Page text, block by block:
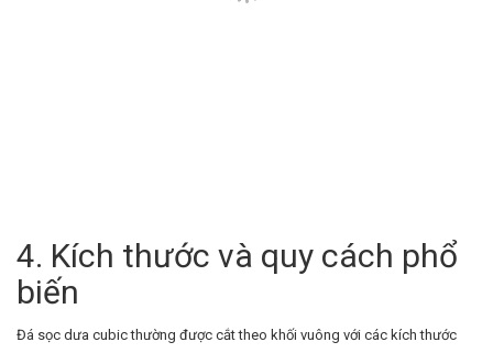
4. Kích thước và quy cách phổ
biến
Đá sọc dưa cubic thường được cắt theo khối vuông với các kích thước